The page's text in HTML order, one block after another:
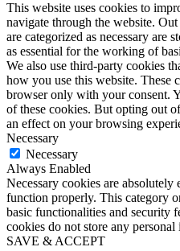
This website uses cookies to
navigate through the website.
are categorized as necessary are
as essential for the working of
We also use third-party cookies
how you use this website. These
browser only with your consent.
of these cookies. But opting out
an effect on your browsing
Necessary
Necessary
Always Enabled
Necessary cookies are absolutely
function properly. This category
basic functionalities and security
cookies do not store any
SAVE & ACCEPT